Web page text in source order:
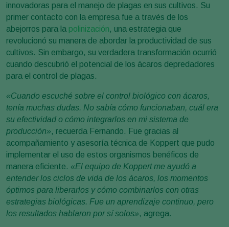
innovadoras para el manejo de plagas en sus cultivos. Su
primer contacto con la empresa fue a través de los
abejorros para la polinización, una estrategia que
revolucionó su manera de abordar la productividad de sus
cultivos. Sin embargo, su verdadera transformación ocurrió
cuando descubrió el potencial de los ácaros depredadores
para el control de plagas.
«Cuando escuché sobre el control biológico con ácaros,
tenía muchas dudas. No sabía cómo funcionaban, cuál era
su efectividad o cómo integrarlos en mi sistema de
producción», recuerda Fernando. Fue gracias al
acompañamiento y asesoría técnica de Koppert que pudo
implementar el uso de estos organismos benéficos de
manera eficiente. «El equipo de Koppert me ayudó a
entender los ciclos de vida de los ácaros, los momentos
óptimos para liberarlos y cómo combinarlos con otras
estrategias biológicas. Fue un aprendizaje continuo, pero
los resultados hablaron por sí solos», agrega.